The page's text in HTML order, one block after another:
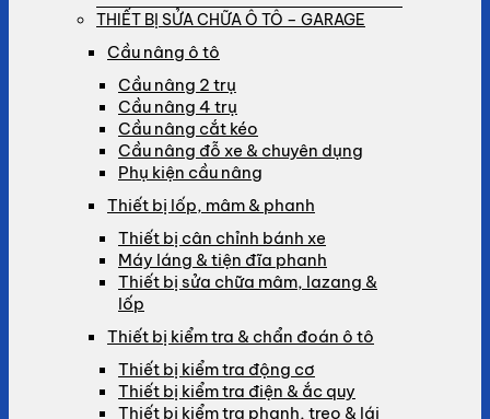
THIẾT BỊ SỬA CHỮA Ô TÔ – GARAGE
Cầu nâng ô tô
Cầu nâng 2 trụ
Cầu nâng 4 trụ
Cầu nâng cắt kéo
Cầu nâng đỗ xe & chuyên dụng
Phụ kiện cầu nâng
Thiết bị lốp, mâm & phanh
Thiết bị cân chỉnh bánh xe
Máy láng & tiện đĩa phanh
Thiết bị sửa chữa mâm, lazang &
lốp
Thiết bị kiểm tra & chẩn đoán ô tô
Thiết bị kiểm tra động cơ
Thiết bị kiểm tra điện & ắc quy
Thiết bị kiểm tra phanh, treo & lái